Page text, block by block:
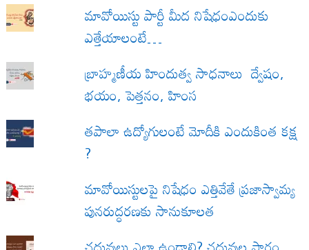
మావోయిస్టు పార్టీ మీద నిషేధంఎందుకు
ఎత్తేయాలంటే…
బ్రాహ్మణీయ హిందుత్వ సాధనాలు ద్వేషం,
భయం, పెత్తనం, హింస
త‌పాలా ఉద్యోగులంటే మోదీకి ఎందుకింత కక్ష
?
మావోయిస్టులపై నిషేధం ఎత్తివేతే ప్రజాస్వామ్య
పునరుద్ధరణకు సానుకూలత